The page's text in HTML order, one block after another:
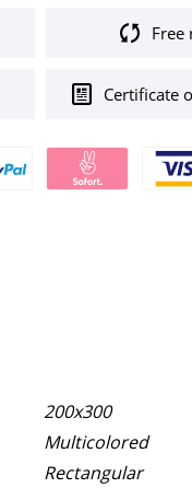
Free
Certificate
200x300
Multicolored
Rectangular